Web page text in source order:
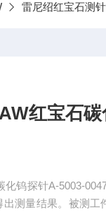
雷尼绍红宝石测针
红宝石
钨探针A-5003-
测量结果。被测工